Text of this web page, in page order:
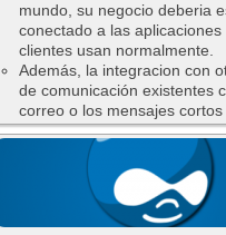
mundo, su negocio deberia
conectado a las aplicaciones
clientes usan normalmente.
Además, la integracion con
de comunicación existentes
correo o los mensajes